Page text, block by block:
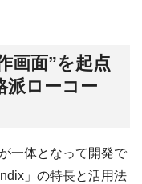
画面”を起点
派ローコー
一体となって開発で
」の特長と活用法